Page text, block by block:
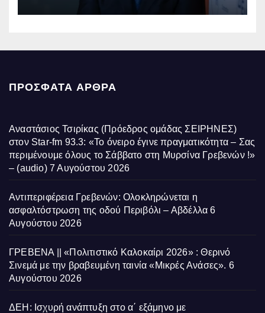
ΠΡΌΣΦΑΤΑ ΆΡΘΡΑ
Αναστάσιος Τσιρίκας (Πρόεδρος ομάδας ΣΕΙΡΗΝΕΣ)
στον Star-fm 93.3: «Το όνειρο έγινε πραγματικότητα – Σας
περιμένουμε όλους το Σάββατο στη Μυρσίνα Γρεβενών !»
– (audio) 7 Αυγούστου 2026
Αντιπεριφέρεια Γρεβενών: Ολοκληρώνεται η
ασφαλτόστρωση της οδού Περιβόλι – Αβδέλλα 6
Αυγούστου 2026
ΓΡΕΒΕΝΑ || «Πολιτιστικό Καλοκαίρι 2026» : Θερινό
Σινεμά με την βραβευμένη ταινία «Μικρές Ανάσες». 6
Αυγούστου 2026
ΔΕΗ: Ισχυρή ανάπτυξη στο α΄ εξάμηνο με